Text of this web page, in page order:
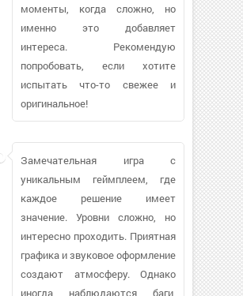
моменты, когда сложно, но
именно это добавляет
интереса. Рекомендую
попробовать, если хотите
испытать что-то свежее и
оригинальное!
Замечательная игра с
уникальным геймплеем, где
каждое решение имеет
значение. Уровни сложно, но
интересно проходить. Приятная
графика и звуковое оформление
создают атмосферу. Однако
иногда наблюдаются баги,